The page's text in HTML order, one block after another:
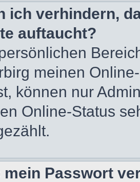
ich verhindern,
auftaucht?
meinen
können nur
Online-Status
mein Passwort